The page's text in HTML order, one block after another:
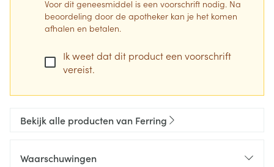
Voor dit geneesmiddel is een voorschrift nodig. Na
beoordeling door de apotheker kan je het komen
afhalen en betalen.
Ik weet dat dit product een voorschrift
vereist.
Bekijk alle producten van Ferring
Waarschuwingen